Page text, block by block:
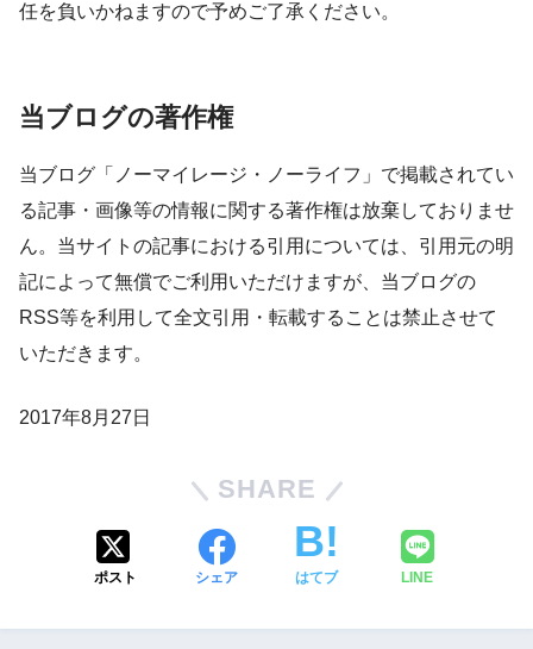
任を負いかねますので予めご了承ください。
当ブログの著作権
当ブログ「ノーマイレージ・ノーライフ」で掲載されてい
る記事・画像等の情報に関する著作権は放棄しておりませ
ん。当サイトの記事における引用については、引用元の明
記によって無償でご利用いただけますが、当ブログの
RSS等を利用して全文引用・転載することは禁止させて
いただきます。
2017年8月27日
SHARE
ポスト シェア はてブ LINE